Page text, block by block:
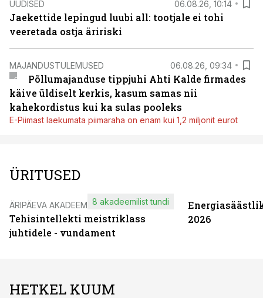
UUDISED 06.08.26, 10:14
Jaekettide lepingud luubi all: tootjale ei tohi
veeretada ostja äririski
MAJANDUSTULEMUSED 06.08.26, 09:34
Põllumajanduse tippjuhi Ahti Kalde firmades
käive üldiselt kerkis, kasum samas nii
kahekordistus kui ka sulas pooleks
E-Piimast laekumata piimaraha on enam kui 1,2 miljonit eurot
ÜRITUSED
ÄRIPÄEVA AKADEEMIA
Tehisintellekti meistriklass
juhtidele - vundament
8 akadeemilist tundi
2026
HETKEL KUUM